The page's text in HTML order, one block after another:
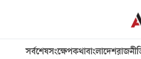
সর্বশেষসংক্ষেপকথাবাংলাদেশ